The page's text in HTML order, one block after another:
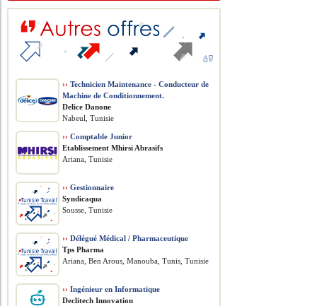
›› Technicien Maintenance - Conducteur de
Machine de Conditionnement.
Delice Danone
Nabeul, Tunisie
›› Comptable Junior
Etablissement Mhirsi Abrasifs
Ariana, Tunisie
›› Gestionnaire
Syndicaqua
Sousse, Tunisie
›› Délégué Médical / Pharmaceutique
Tps Pharma
Ariana, Ben Arous, Manouba, Tunis, Tunisie
›› Ingénieur en Informatique
Declitech Innovation